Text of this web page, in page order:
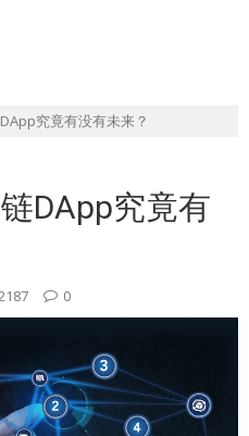
究竟有没有未来？
DApp究竟有
0